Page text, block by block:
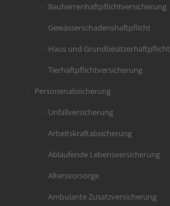
Bauherrenhaftpflichtversicherung
Gewässerschadenshaftpflicht
Haus und Grundbesitzerhaftpflicht
Tierhaftpflichtversicherung
Personenabsicherung
Unfallversicherung
Arbeitskraftabsicherung
Ablaufende Lebensversicherung
Altersvorsorge
Ambulante Zusatzversicherung